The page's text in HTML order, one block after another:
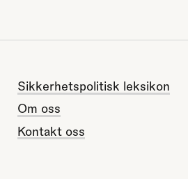
Sikkerhetspolitisk leksikon
Om oss
Kontakt oss